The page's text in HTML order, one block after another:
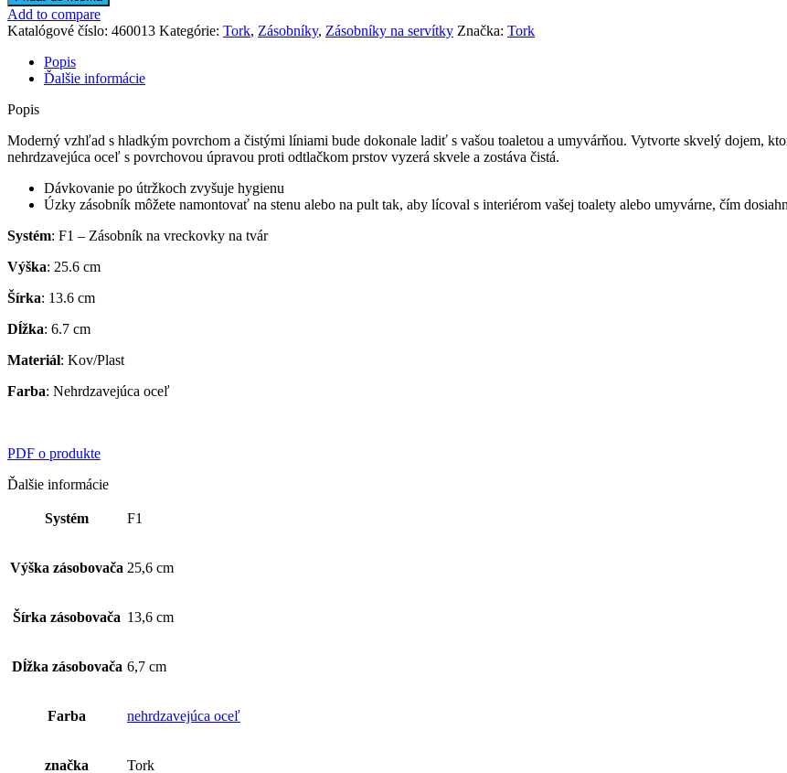
zásobník
na
papierové
vreckovky
Add to compare
Katalógové číslo: 460013 Kategórie: Tork, Zásobníky, Zásobníky na servítky Značka: Tork
Popis
Ďalšie informácie
Popis
Moderný vzhľad s hladkým povrchom a čistými líniami bude dokonale ladiť s vašou toaletou a umyvárňou. Vytvorte skvelý dojem,
nehrdzavejúca oceľ s povrchovou úpravou proti odtlačkom prstov vyzerá skvele a zostáva čistá.
Dávkovanie po útržkoch zvyšuje hygienu
Úzky zásobník môžete namontovať na stenu alebo na pult tak, aby lícoval s interiérom vašej toalety alebo umyvárne, čím
Systém: F1 – Zásobník na vreckovky na tvár
Výška: 25.6 cm
Šírka: 13.6 cm
Dĺžka: 6.7 cm
Materiál: Kov/Plast
Farba: Nehrdzavejúca oceľ
PDF o produkte
Ďalšie informácie
Systém F1
Výška zásobovača 25,6 cm
Šírka zásobovača 13,6 cm
Dĺžka zásobovača 6,7 cm
Farba nehrdzavejúca oceľ
značka Tork